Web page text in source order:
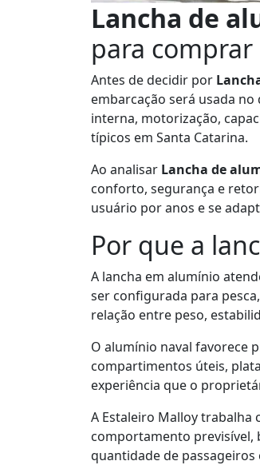
Lancha de
para
Antes de decidir por
embarcação será usada
interna, motorização,
típicos em Santa Catarina.
Ao analisar Lancha de
conforto, segurança e
usuário por anos e se
Por que a
A lancha em alumínio
ser configurada para
relação entre peso,
O alumínio naval favorece
compartimentos úteis,
experiência que o
A Estaleiro Malloy trabalha
comportamento previsível,
quantidade de